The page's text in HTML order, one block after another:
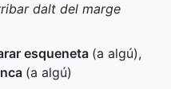
dalt del marge
esqueneta (a algú),
(a algú)